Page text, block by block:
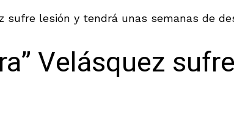
sufre lesión y tendrá unas semanas de
Velásquez